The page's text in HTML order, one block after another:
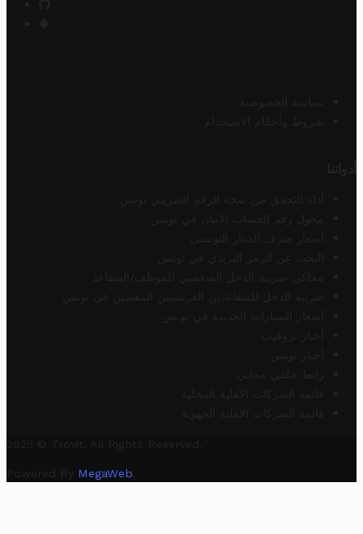
سياسة الخصوصية
شروط وأحكام الاستخدام
أدواتنا
أداة التحقق من صحة الرقم الضريبي تونس
محول رقم الحساب الآيبان في تونس
أسعار صرف الدينار التونسي
البحث عن الرمز البريدي في تونس
محاكي ضريبة الدخل الشخصي للموظف/المتقاعد
ضريبة الدخل للمتقاعدين الفرنسيين المقيمين في تونس
أسعار السيارات الجديدة في تونس
أخبار تروفيت
أخبار تونس
رابط خلفي مجاني
قائمة الشركات الأهلية المحلية
قائمة الشركات الأهلية الجهوية
2025 © Trovit. All Rights Reserved.
Powered By MegaWeb